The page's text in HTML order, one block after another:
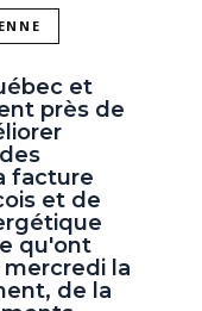
et
près de
facture
et de
qu'ont
la
de la